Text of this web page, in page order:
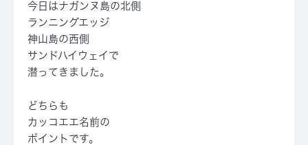
今日はナガンヌ島の北側
ランニングエッジ
神山島の西側
サンドハイウェイで
潜ってきました。
どちらも
カッコエエ名前の
ポイントです。